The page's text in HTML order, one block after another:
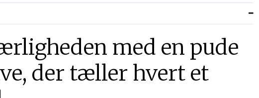
med en pude
der tæller hvert et